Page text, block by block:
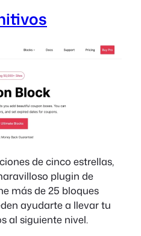
de cinco estrellas,
plugin de
más de 25 bloques
ayudarte a llevar tu
al siguiente nivel.